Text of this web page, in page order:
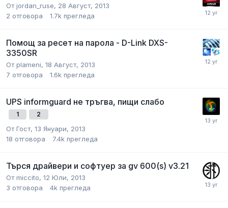
Отjordan_ruse, 28 Август, 2013
2 отговора 1.7k прегледа
Помощ за ресет на парола - D-Link DXS-
3350SR
Отplameni, 18 Август, 2013
7 отговора 1.6k прегледа
UPS informguard не тръгва, пищи слабо
1 2
ОтГост, 13 Януари, 2013
18 отговора 7.4k прегледа
Търся драйвери и софтуер за gv 600(s) v3.21
Отmiccito, 12 Юли, 2013
3 отговора 4k прегледа